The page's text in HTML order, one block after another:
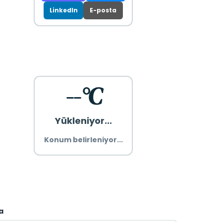
LinkedIn E-posta
--°C
Yükleniyor...
Konum belirleniyor...